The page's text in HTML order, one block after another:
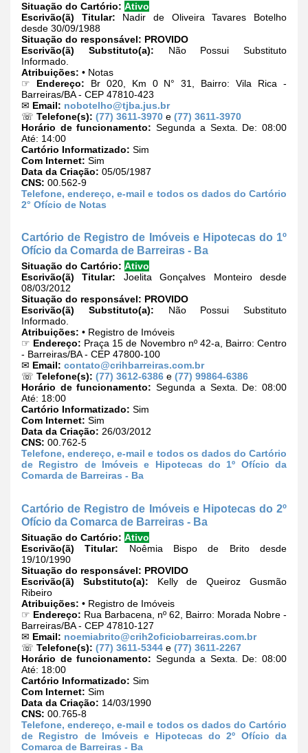
Situação do Cartório: Ativo
Escrivão(ã) Titular: Nadir de Oliveira Tavares Botelho
desde 30/09/1988
Situação do responsável: PROVIDO
Escrivão(ã) Substituto(a): Não Possui Substituto
Informado.
Atribuições: • Notas
☞ Endereço: Br 020, Km 0 N° 31, Bairro: Vila Rica -
Barreiras/BA - CEP 47810-423
✉ Email: nobotelho@tjba.jus.br
☏ Telefone(s): (77) 3611-3970 e (77) 3611-3970
Horário de funcionamento: Segunda a Sexta. De: 08:00
Até: 14:00
Cartório Informatizado: Sim
Com Internet: Sim
Data da Criação: 05/05/1987
CNS: 00.562-9
Telefone, endereço, e-mail e todos os dados do Cartório
2° Ofício de Notas
Cartório de Registro de Imóveis e Hipotecas do 1º
Ofício da Comarda de Barreiras - Ba
Situação do Cartório: Ativo
Escrivão(ã) Titular: Joelita Gonçalves Monteiro desde
08/03/2012
Situação do responsável: PROVIDO
Escrivão(ã) Substituto(a): Não Possui Substituto
Informado.
Atribuições: • Registro de Imóveis
☞ Endereço: Praça 15 de Novembro nº 42-a, Bairro: Centro
- Barreiras/BA - CEP 47800-100
✉ Email: contato@crihbarreiras.com.br
☏ Telefone(s): (77) 3612-6386 e (77) 99864-6386
Horário de funcionamento: Segunda a Sexta. De: 08:00
Até: 18:00
Cartório Informatizado: Sim
Com Internet: Sim
Data da Criação: 26/03/2012
CNS: 00.762-5
Telefone, endereço, e-mail e todos os dados do Cartório
de Registro de Imóveis e Hipotecas do 1º Ofício da
Comarda de Barreiras - Ba
Cartório de Registro de Imóveis e Hipotecas do 2º
Ofício da Comarca de Barreiras - Ba
Situação do Cartório: Ativo
Escrivão(ã) Titular: Noêmia Bispo de Brito desde
19/10/1990
Situação do responsável: PROVIDO
Escrivão(ã) Substituto(a): Kelly de Queiroz Gusmão
Ribeiro
Atribuições: • Registro de Imóveis
☞ Endereço: Rua Barbacena, nº 62, Bairro: Morada Nobre -
Barreiras/BA - CEP 47810-127
✉ Email: noemiabrito@crih2oficiobarreiras.com.br
☏ Telefone(s): (77) 3611-5344 e (77) 3611-2267
Horário de funcionamento: Segunda a Sexta. De: 08:00
Até: 18:00
Cartório Informatizado: Sim
Com Internet: Sim
Data da Criação: 14/03/1990
CNS: 00.765-8
Telefone, endereço, e-mail e todos os dados do Cartório
de Registro de Imóveis e Hipotecas do 2º Ofício da
Comarca de Barreiras - Ba